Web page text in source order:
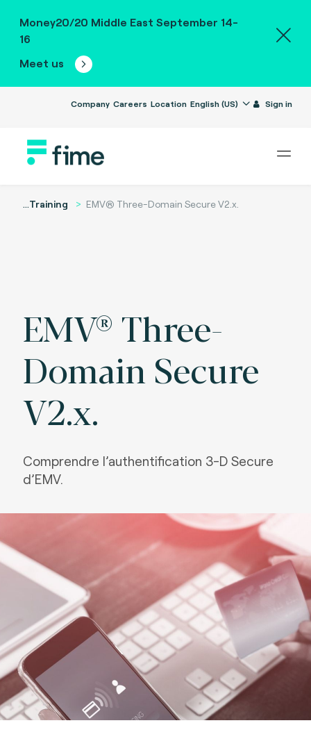
Money20/20 Middle East September 14-
16
Meet us
Company Careers Location English (US) Sign in
...Training EMV® Three-Domain Secure V2.x.
EMV® Three-
Domain Secure
V2.x.
Comprendre l’authentification 3-D Secure
d’EMV.